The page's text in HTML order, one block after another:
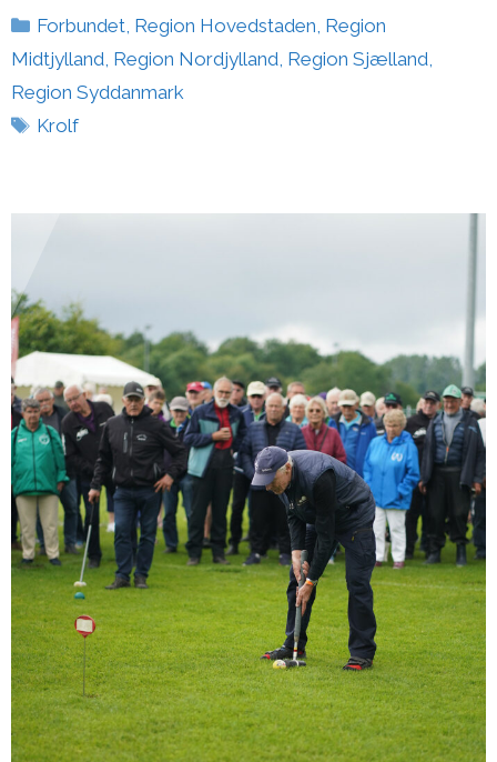
Kategorier
Forbundet Region Hovedstaden Region
Midtjylland Region Nordjylland Region Sjælland
Region Syddanmark
Tags
Krolf